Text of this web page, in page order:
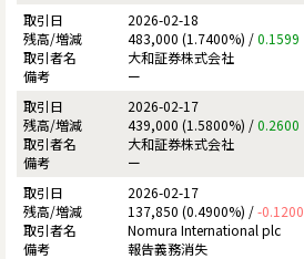
2026-02-18
483,000 (1.7400%) /0.1599
大和証券株式会社
ー
2026-02-17
439,000 (1.5800%) /0.2600
大和証券株式会社
ー
2026-02-17
137,850 (0.4900%) /-0.1200
Nomura International plc
報告義務消失